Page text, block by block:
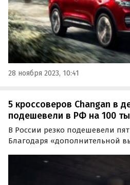
28 ноября 2023, 10:41
5 кроссоверов Changan в
подешевели в РФ на 100
В России резко подешевели
Благодаря «дополнительной
комплектациях стали